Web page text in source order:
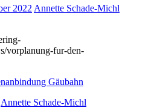
2022 Annette Schade-Michl
vorplanung-fur-den-
Gäubahn
Annette Schade-Michl